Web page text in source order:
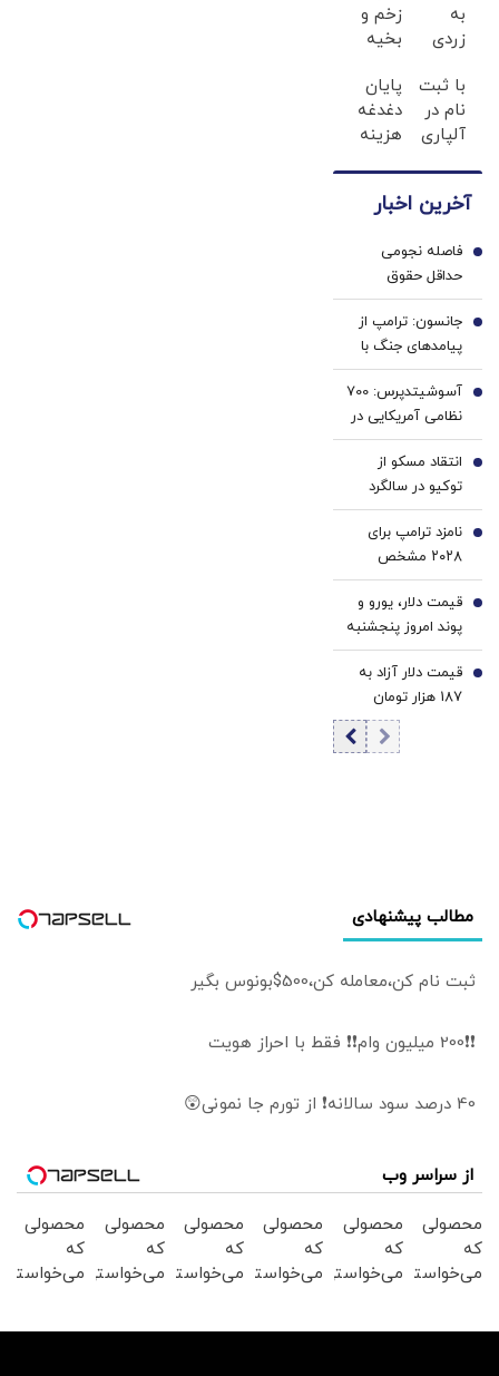
به
زردی
ها با
ژل
سفید
خرید40%تخفیف
زخم و
بخیه
3
هفته‌ای
محوش
با ثبت
نام در
آلپاری
بونوس
ثت نام
کن
پایان
دغدغه
هزینه
پزشکی
سفید
کننده
خانگی
آخرین اخبار
فاصله نجومی
حداقل حقوق
کارگران ایرانی با
بزرگترین اقتصاد
اروپا | آلمانی‌ها
۴۳۲ میلیون،
ایرانی‌ها ۱۶ میلیون
تومان | آثار رفاهی
متفاوت
1
جانسون: ترامپ از
پیامدهای جنگ با
ایران برای
آمریکایی‌ها آگاه
است
2
آسوشیتدپرس: 700
نظامی آمریکایی در
جنگ ضربه مغزی
شده‌اند
3
انتقاد مسکو از
توکیو در سالگرد
هیروشیما/ مدودف:
ژاپن تابع
آمریکاست
4
نامزد ترامپ برای
۲۰۲۸ مشخص
شد؟/ روایت تازه از
حمایت او از جی‌دی
ونس
5
قیمت دلار، یورو و
پوند امروز پنجشنبه
۱۵ مرداد 1405/
کاهش قیمت دلار و
یورو
6
قیمت دلار آزاد به
187 هزار تومان
7
مطالب پیشنهادی
ثبت نام کن،معامله کن،500$بونوس بگیر
❗❗200 میلیون وام❗❗ فقط با احراز هویت
40 درصد سود سالانه❗ از تورم جا نمونی😲
از سراسر وب
محصولی
که
می‌خواستی
محصولی
که
می‌خواستی
محصولی
که
می‌خواستی
محصولی
که
می‌خواستی
محصولی
که
می‌خواستی
محصولی
که
می‌خواستی